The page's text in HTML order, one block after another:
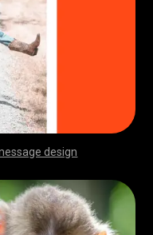
design
,,,,,,,,,,,,,,,,
,,,,,,,,,,,,,,,,
,,,,,,,,,,,,,,,,
,,,,,,,,,,,,,,,,
,,,,,,,,,,,,,,,,
,,,,,,,,,,,,,,,,
,,,,,,,,,,,,,,,,
,,,,,,,,,,,,,,,,